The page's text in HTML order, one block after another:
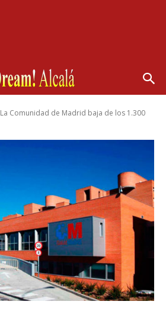
La Comunidad de Madrid baja de los 1.300